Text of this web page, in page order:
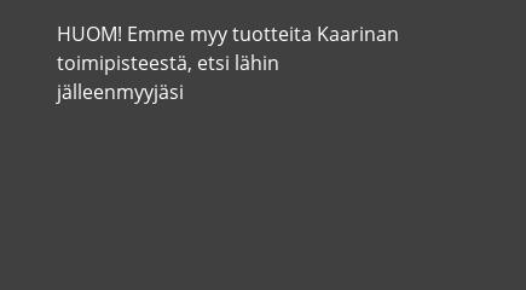
HUOM! Emme myy tuotteita Kaarinan
toimipisteestä, etsi lähin
jälleenmyyjäsi